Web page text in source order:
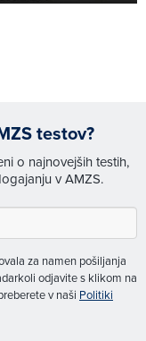
testov?
o najnovejših testih,
v AMZS.
za namen pošiljanja
odjavite s klikom na
v naši Politiki